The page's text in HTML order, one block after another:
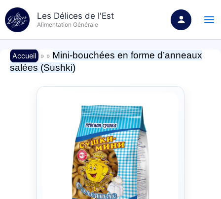
au
contenu
Les Délices de l'Est
Alimentation Générale
Accueil » » Mini-bouchées en forme d’anneaux
salées (Sushki)